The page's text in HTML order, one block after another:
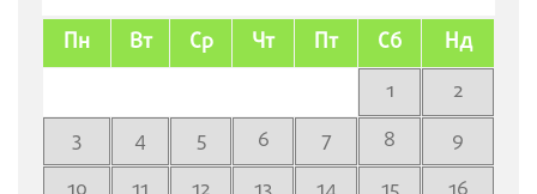
Пн Вт Ср Чт Пт Сб Нд
1
2
3
4 5 6 7 8
9